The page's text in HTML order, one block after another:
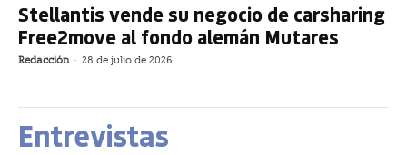
Stellantis vende su negocio de carsharing
Free2move al fondo alemán Mutares
Redacción - 28 de julio de 2026
Entrevistas